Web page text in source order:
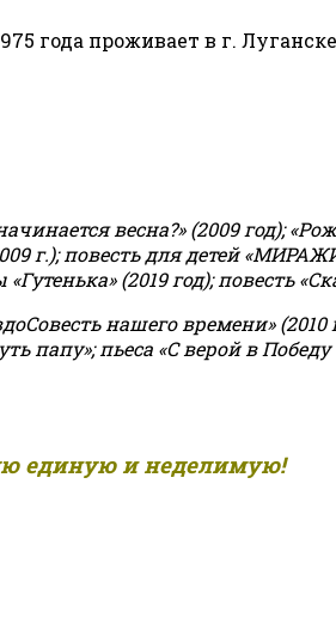
года проживает в г.
весна?» (2009 год);
г.); повесть для детей
(2019 год); повесть
нашего времени» (2010
папу»; пьеса «С верой в Победу
единую и неделимую!